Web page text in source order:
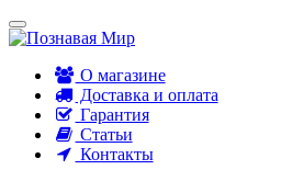
О магазине
Доставка и оплата
Гарантия
Статьи
Контакты